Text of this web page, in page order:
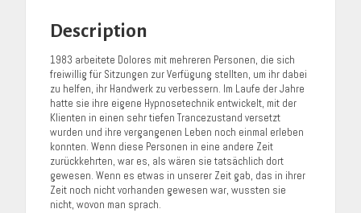
Description
1983 arbeitete Dolores mit mehreren Personen, die sich
freiwillig für Sitzungen zur Verfügung stellten, um ihr dabei
zu helfen, ihr Handwerk zu verbessern. Im Laufe der Jahre
hatte sie ihre eigene Hypnosetechnik entwickelt, mit der
Klienten in einen sehr tiefen Trancezustand versetzt
wurden und ihre vergangenen Leben noch einmal erleben
konnten. Wenn diese Personen in eine andere Zeit
zurückkehrten, war es, als wären sie tatsächlich dort
gewesen. Wenn es etwas in unserer Zeit gab, das in ihrer
Zeit noch nicht vorhanden gewesen war, wussten sie
nicht, wovon man sprach.